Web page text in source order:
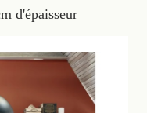
d'épaisseur